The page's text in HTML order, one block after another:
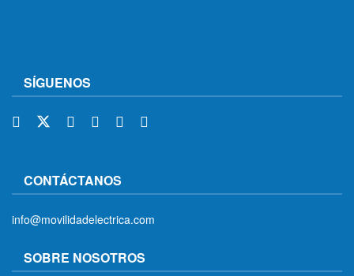
SÍGUENOS
CONTÁCTANOS
info@movilidadelectrica.com
SOBRE NOSOTROS